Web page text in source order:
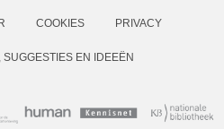
COOKIES PRIVACY
SUGGESTIES EN IDEEËN